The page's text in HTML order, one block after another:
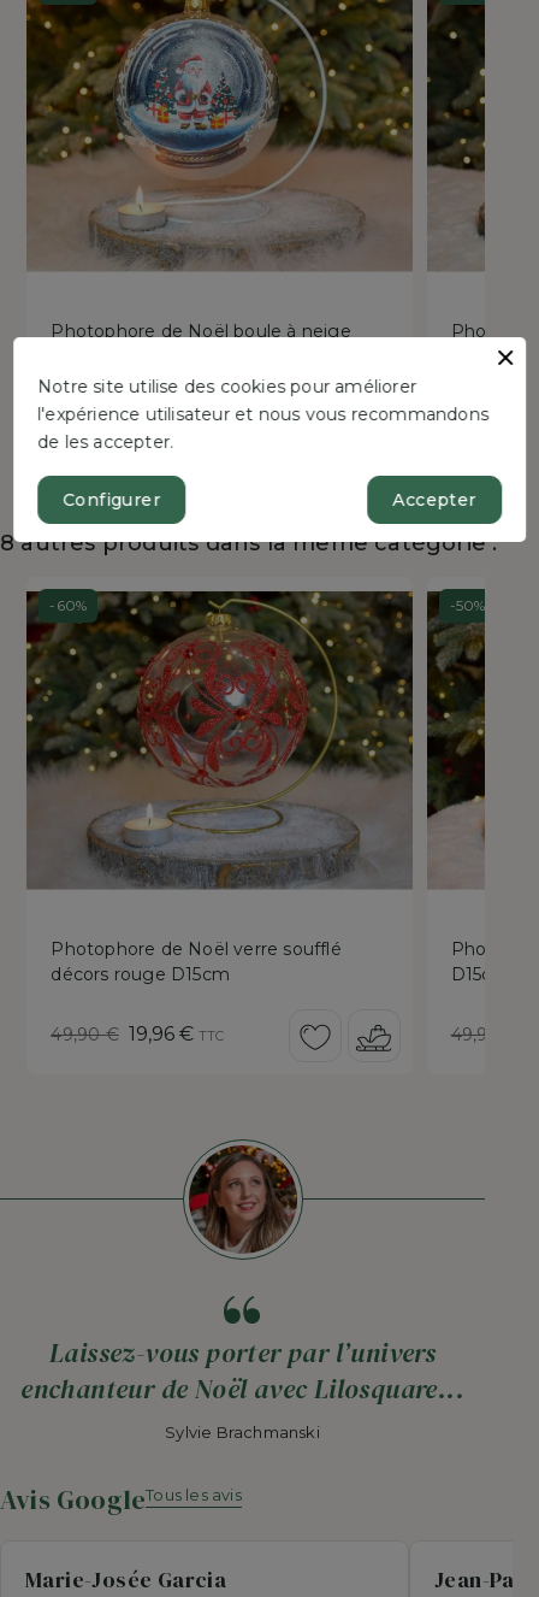
Notre site utilise des cookies pour améliorer
l'expérience utilisateur et nous vous recommandons
de les accepter.
Configurer Accepter
Photophore de Noël boule à neige
Prix
de
49,90 € Prix
réduit
19,96 € TTC
de
8 autres produits dans la même catégorie :
-60%
Photophore de Noël verre soufflé
décors rouge D15cm
Prix
49,90 € Prix
19,96 € TTC
-50%
D15cm
Prix
49,90 €
Laissez-vous porter par l’univers
enchanteur de Noël avec Lilosquare...
Sylvie Brachmanski
Avis GoogleTous les avis
Marie-Josée Garcia Jean-